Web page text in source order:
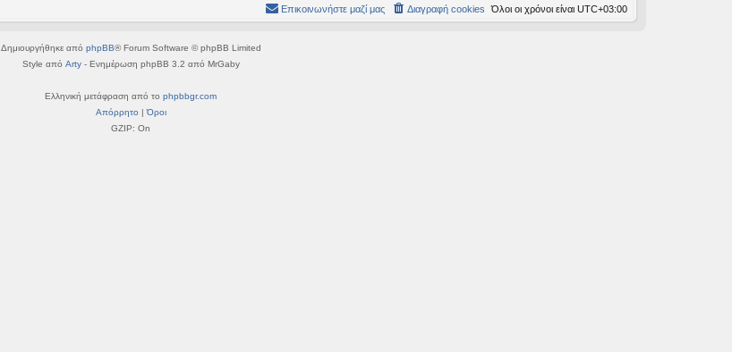
Όλοι οι χρόνοι είναι UTC+03:00
Διαγραφή cookies
Επικοινωνήστε μαζί μας
Δημιουργήθηκε από phpBB® Forum Software © phpBB Limited
Style από Arty- Ενημέρωση phpBB 3.2 από MrGaby
Ελληνική μετάφραση από το phpbbgr.com
Απόρρητο |Όροι
GZIP: On